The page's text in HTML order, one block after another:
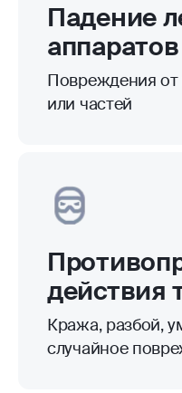
Падение
аппаратов
Повреждения от
или частей
действия
Кража, разбой,
случайное